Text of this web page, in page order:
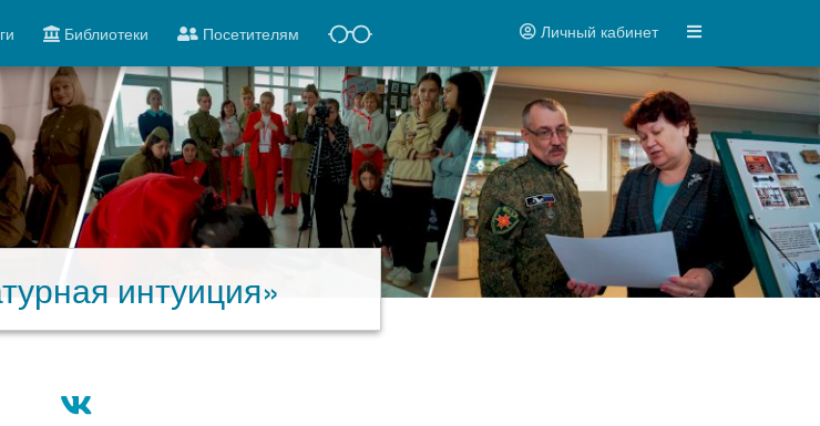
Библиотеки Посетителям Личный кабинет
интуиция»